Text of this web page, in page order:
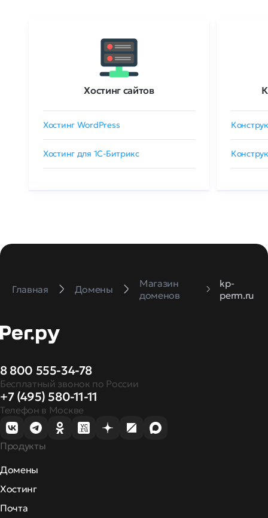
Хостинг сайтов
Хостинг WordPress
Хостинг для 1C-Битрикс
Главная Домены
Магазин
доменов
kp-
perm.ru
8 800 555-34-78
Бесплатный звонок по России
+7 (495) 580-11-11
Телефон в Москве
Продукты
Домены
Хостинг
Почта